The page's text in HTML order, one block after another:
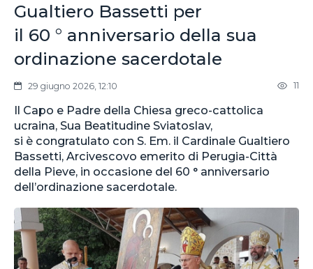
Gualtiero Bassetti per
il 60 ° anniversario della sua
ordinazione sacerdotale
29 giugno 2026, 12:10 11
Il Capo e Padre della Chiesa greco-cattolica
ucraina, Sua Beatitudine Sviatoslav,
si è congratulato con S. Em. il Cardinale Gualtiero
Bassetti, Arcivescovo emerito di Perugia-Città
della Pieve, in occasione del 60 ° anniversario
dell’ordinazione sacerdotale.